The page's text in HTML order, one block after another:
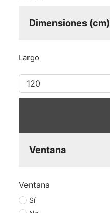
Dimensiones (cm)
Largo
Ventana
Ventana
Sí